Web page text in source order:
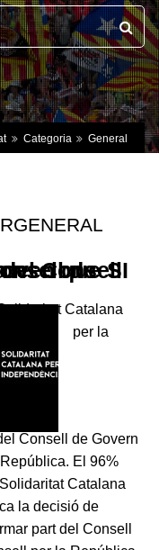
Categoria General
Catalana
per la
Consell de Govern
El 96%
Catalana
la decisió de
part del Consell